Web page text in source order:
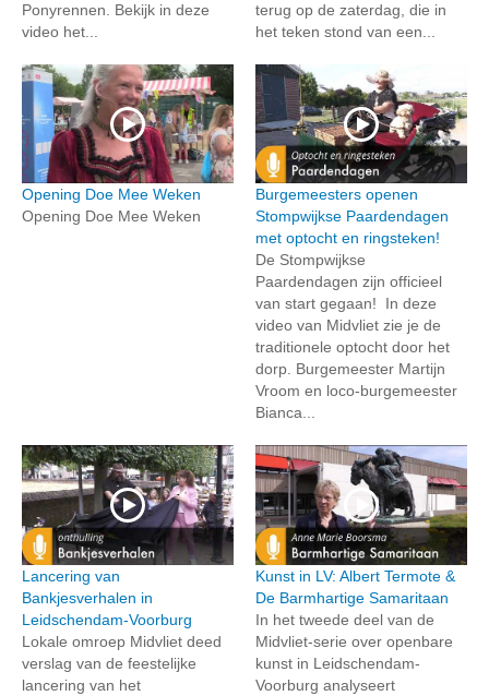
Ponyrennen. Bekijk in deze
video het...
terug op de zaterdag, die in
het teken stond van een...
Opening Doe Mee Weken
Opening Doe Mee Weken
Burgemeesters openen
Stompwijkse Paardendagen
met optocht en ringsteken!
De Stompwijkse
Paardendagen zijn officieel
van start gegaan! In deze
video van Midvliet zie je de
traditionele optocht door het
dorp. Burgemeester Martijn
Vroom en loco-burgemeester
Bianca...
Lancering van
Bankjesverhalen in
Leidschendam-Voorburg
Lokale omroep Midvliet deed
verslag van de feestelijke
lancering van het
Kunst in LV: Albert Termote &
De Barmhartige Samaritaan
In het tweede deel van de
Midvliet-serie over openbare
kunst in Leidschendam-
Voorburg analyseert